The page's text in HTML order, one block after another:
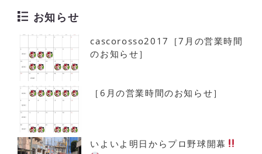
お知らせ
cascorosso2017［7月の営業時間
のお知らせ］
［6月の営業時間のお知らせ］
いよいよ明日からプロ野球開幕